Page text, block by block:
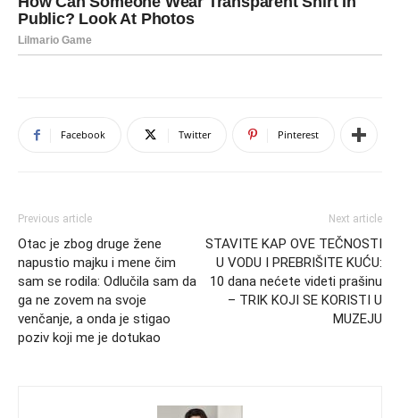
Facebook Twitter Pinterest
Previous article
Otac je zbog druge žene
napustio majku i mene čim
sam se rodila: Odlučila sam da
ga ne zovem na svoje
venčanje, a onda je stigao
poziv koji me je dotukao
Next article
STAVITE KAP OVE TEČNOSTI
U VODU I PREBRIŠITE KUĆU:
10 dana nećete videti prašinu
– TRIK KOJI SE KORISTI U
MUZEJU